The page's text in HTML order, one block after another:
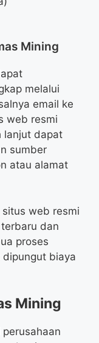
Mining
melalui
email ke
web resmi
lanjut dapat
sumber
atau alamat
web resmi
dan
proses
dipungut biaya
Mining